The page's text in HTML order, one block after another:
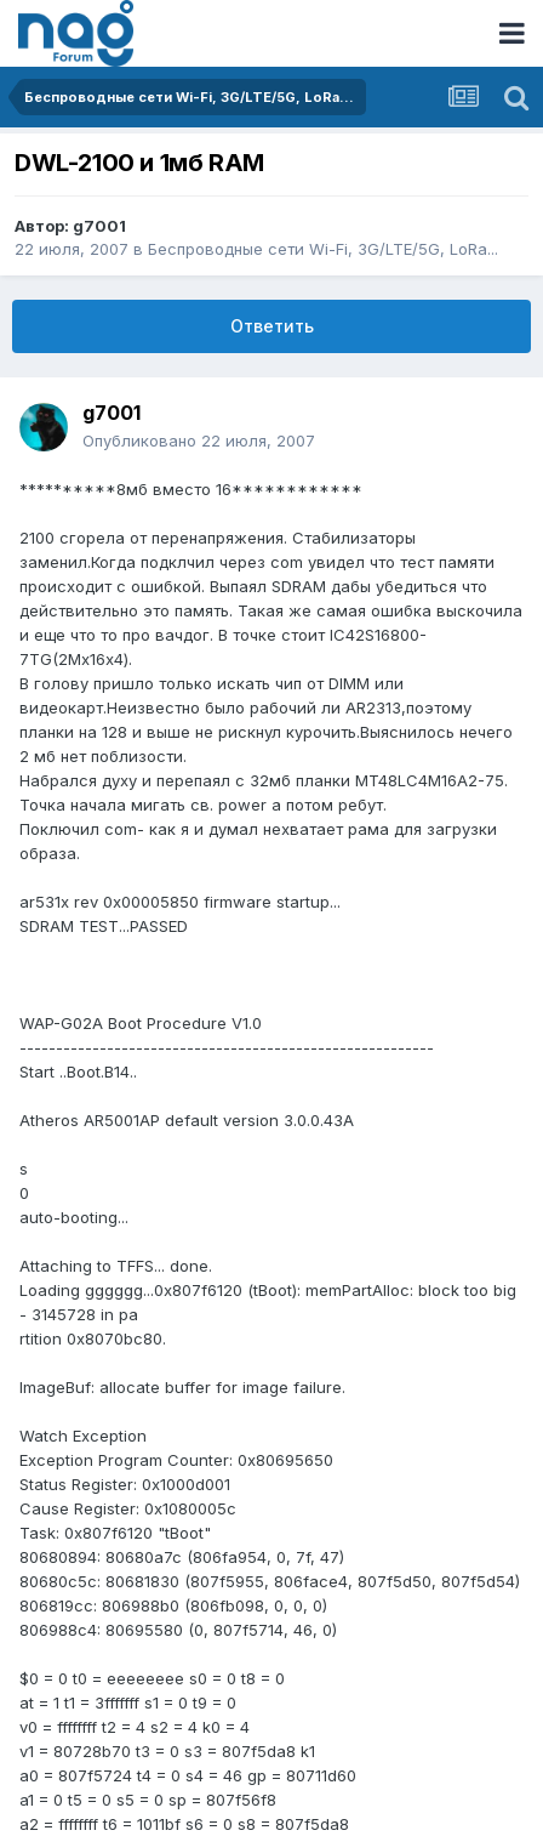
Беспроводные сети Wi-Fi, 3G/LTE/5G, LoRa...
DWL-2100 и 1мб RAM
Автор: g7001
22 июля, 2007 в Беспроводные сети Wi-Fi, 3G/LTE/5G, LoRa...
Ответить
g7001
Опубликовано 22 июля, 2007
**********8мб вместо 16************
2100 сгорела от перенапряжения. Стабилизаторы
заменил.Когда подклчил через com увидел что тест памяти
происходит с ошибкой. Выпаял SDRAM дабы убедиться что
действительно это память. Такая же самая ошибка выскочила
и еще что то про вачдог. В точке стоит IC42S16800-
7TG(2Мх16х4).
В голову пришло только искать чип от DIMM или
видеокарт.Неизвестно было рабочий ли AR2313,поэтому
планки на 128 и выше не рискнул курочить.Выяснилось нечего
2 мб нет поблизости.
Набрался духу и перепаял с 32мб планки MT48LC4M16A2-75.
Точка начала мигать св. power а потом ребут.
Поключил com- как я и думал нехватает рама для загрузки
образа.
ar531x rev 0x00005850 firmware startup...
SDRAM TEST...PASSED
WAP-G02A Boot Procedure V1.0
---------------------------------------------------------
Start ..Boot.B14..
Atheros AR5001AP default version 3.0.0.43A
s
0
auto-booting...
Attaching to TFFS... done.
Loading gggggg...0x807f6120 (tBoot): memPartAlloc: block too big
- 3145728 in pa
rtition 0x8070bc80.
ImageBuf: allocate buffer for image failure.
Watch Exception
Exception Program Counter: 0x80695650
Status Register: 0x1000d001
Cause Register: 0x1080005c
Task: 0x807f6120 "tBoot"
80680894: 80680a7c (806fa954, 0, 7f, 47)
80680c5c: 80681830 (807f5955, 806face4, 807f5d50, 807f5d54)
806819cc: 806988b0 (806fb098, 0, 0, 0)
806988c4: 80695580 (0, 807f5714, 46, 0)
$0 = 0 t0 = eeeeeeee s0 = 0 t8 = 0
at = 1 t1 = 3fffffff s1 = 0 t9 = 0
v0 = ffffffff t2 = 4 s2 = 4 k0 = 4
v1 = 80728b70 t3 = 0 s3 = 807f5da8 k1
a0 = 807f5724 t4 = 0 s4 = 46 gp = 80711d60
a1 = 0 t5 = 0 s5 = 0 sp = 807f56f8
a2 = ffffffff t6 = 1011bf s6 = 0 s8 = 807f5da8